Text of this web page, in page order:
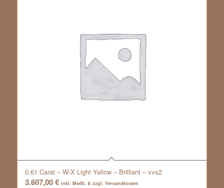
0.61 Carat – W-X Light Yellow – Brilliant – vvs2
3.607,00€ inkl. MwSt. & zzgl. Versandkosten